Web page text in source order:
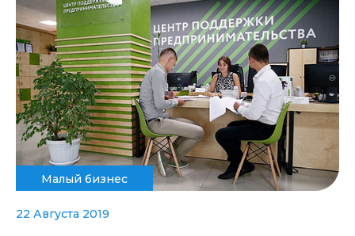
Малый бизнес
22 Августа 2019